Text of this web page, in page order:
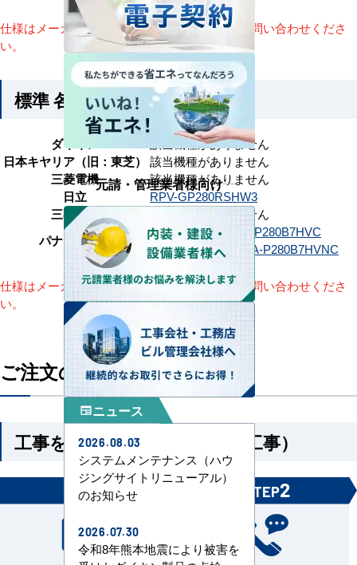
仕様はメーカーによって異なります。詳細はお問い合わせくださ
い。
標準 各メーカーの参考型番
ダイキン
該当機種がありません
日本キヤリア（旧：東芝）
該当機種がありません
三菱電機
該当機種がありません
日立
RPV-GP280RSHW3
三菱重工
該当機種がありません
パナソニック
PA-P280B7HVB
PA-P280B7HVC
PA-P280B7HVNB
PA-P280B7HVNC
仕様はメーカーによって異なります。詳細はお問い合わせくださ
い。
ご注文の流れ
工事を依頼される方（機器＋工事）
STEP1 STEP2
元請・管理業者様向け
newspaperニュース
2026.08.03
システムメンテナンス（ハウ
ジングサイトリニューアル）
のお知らせ
2026.07.30
令和8年熊本地震により被害を